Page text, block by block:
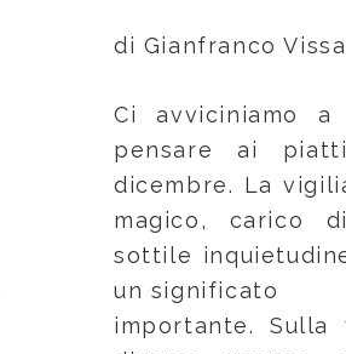
di Gianfranco
Ci avviciniamo
pensare ai
dicembre. La
magico, carico
sottile
un significato
importante.